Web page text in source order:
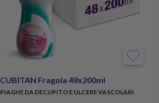
CUBITAN Fragola 48x200ml
PIAGHE DA DECUPITO E ULCERE VASCOLARI